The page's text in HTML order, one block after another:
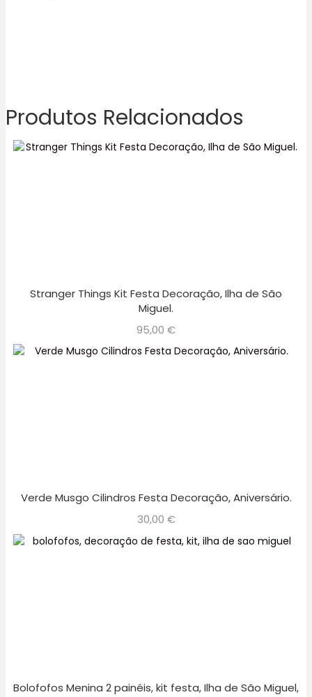
Produtos Relacionados
Stranger Things Kit Festa Decoração, Ilha de São
Miguel.
95,00 €
Verde Musgo Cilindros Festa Decoração, Aniversário.
30,00 €
Bolofofos Menina 2 painéis, kit festa, Ilha de São Miguel,